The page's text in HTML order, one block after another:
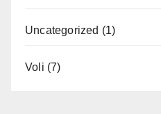
Uncategorized (1)
Voli (7)